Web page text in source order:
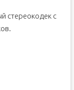
стереокодек с